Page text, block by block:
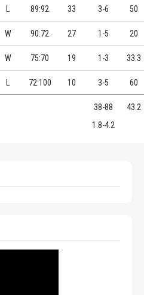
89:92 33 3-6 50
W 90:72 27 1-5 20
W 75:70 19 1-3 33.3
72:100 10 3-5 60
38-88
43.2
1.8-4.2